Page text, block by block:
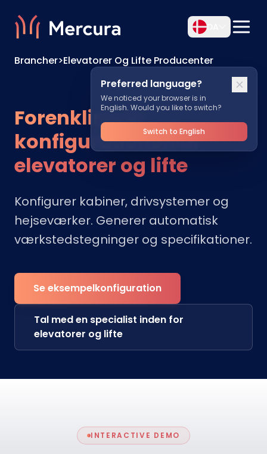
Preferred language?
We noticed your browser is in
English. Would you like to switch?
Switch to English
Brancher>Elevatorer Og Lifte Producenter
Forenkling af
konfigurationen af
elevatorer og lifte
Konfigurer kabiner, drivsystemer og
hejseværker. Generer automatisk
værkstedstegninger og specifikationer.
Se eksempelkonfiguration
Tal med en specialist inden for
elevatorer og lifte
INTERACTIVE DEMO